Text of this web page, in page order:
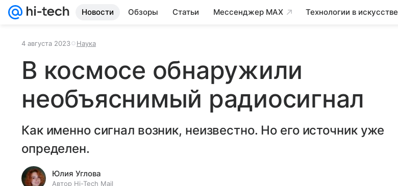
Новости Обзоры Статьи Мессенджер MAX Технологии в искусстве
4 августа 2023 Наука
В космосе обнаружили
необъяснимый радиосигнал
Как именно сигнал возник, неизвестно. Но его источник уже
определен.
Юлия Углова
Автор Hi-Tech Mail